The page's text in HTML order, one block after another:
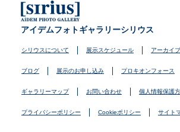
アイデムフォトギャラリーシリウス
シリウスについて 展示スケジュール アーカイブ
ブログ 展示のお申し込み プロキオンフォース
ギャラリーマップ お問い合わせ 個人情報保護
プライバシーポリシー Cookieポリシー サイト